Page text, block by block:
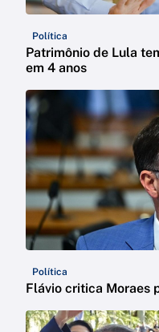
Política
Patrimônio de Lula
em 4 anos
Política
Flávio critica Moraes